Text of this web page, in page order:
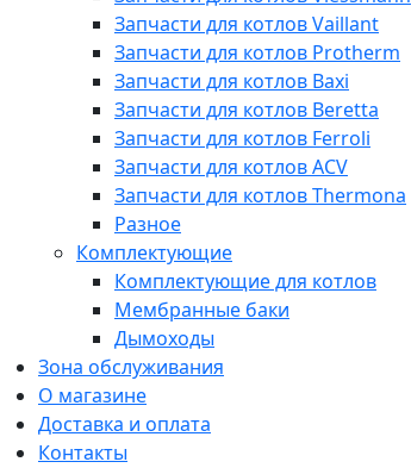
Запчасти для котлов Vaillant
Запчасти для котлов Protherm
Запчасти для котлов Baxi
Запчасти для котлов Beretta
Запчасти для котлов Ferroli
Запчасти для котлов ACV
Запчасти для котлов Thermona
Разное
Комплектующие
Комплектующие для котлов
Мембранные баки
Дымоходы
Зона обслуживания
О магазине
Доставка и оплата
Контакты